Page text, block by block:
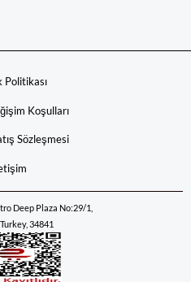
Politikası
Koşulları
Sözleşmesi
Deep Plaza No:29/1,
34841